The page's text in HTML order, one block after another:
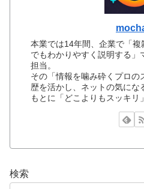
本業では14年間、企業で「複
でもわかりやすく説明する」
担当。
その「情報を噛み砕くプロの
歴を活かし、ネットの気にな
もとに「どこよりもスッキリ
検索